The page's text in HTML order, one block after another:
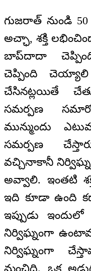
గుజరాత్‌ నుండి
అచ్ఛా, శక్తి
బాప్‌దాదా
చెప్పింది
చేసినట్లయితే
సమర్పణ
మున్ముందు
సమర్పణ
వచ్చినాకానీ
అవ్వాలి. ఇంతటి
ఇది కూడా ఉంది
ఇప్పుడు
నిర్విఘ్నంగా
నిర్విఘ్నంగా
మంచిది. ఒక